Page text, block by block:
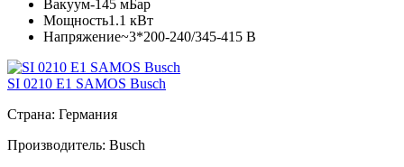
Вакуум-145 мБар
Мощность1.1 кВт
Напряжение~3*200-240/345-415 В
SI 0210 E1 SAMOS Busch
Страна: Германия
Производитель: Busch